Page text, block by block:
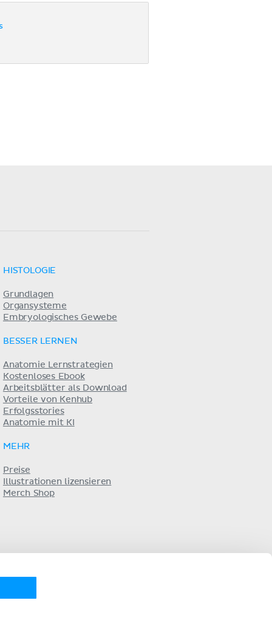
HISTOLOGIE
Grundlagen
Organsysteme
Embryologisches Gewebe
BESSER LERNEN
Anatomie Lernstrategien
Kostenloses Ebook
Arbeitsblätter als Download
Vorteile von Kenhub
Erfolgsstories
Anatomie mit KI
MEHR
Preise
Illustrationen lizensieren
Merch Shop